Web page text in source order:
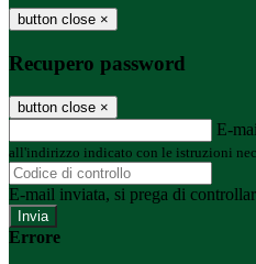
button close ×
Recupero password
button close ×
E-
all'indirizzo indicato con le istruzioni
E-mail inviata, si prega di
Errore